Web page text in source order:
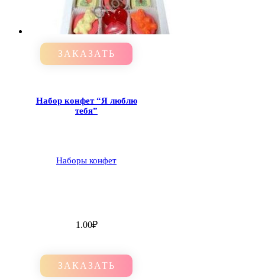
ЗАКАЗАТЬ
Набор конфет “Я люблю
тебя”
Наборы конфет
1.00₽
ЗАКАЗАТЬ